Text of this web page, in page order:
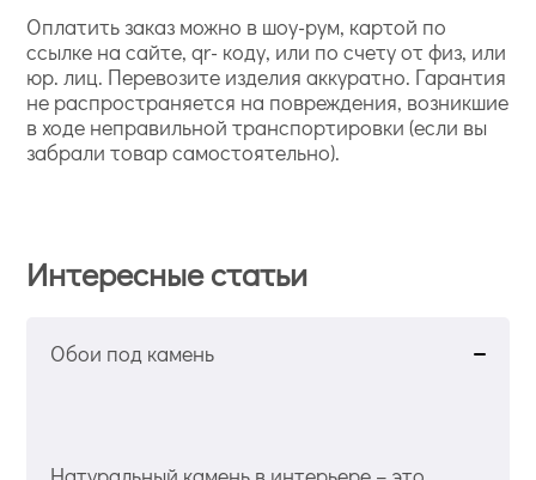
Оплатить заказ можно в шоу-рум, картой по
ссылке на сайте, qr- коду, или по счету от физ, или
юр. лиц. Перевозите изделия аккуратно. Гарантия
не распространяется на повреждения, возникшие
в ходе неправильной транспортировки (если вы
забрали товар самостоятельно).
Интересные статьи
Обои под камень